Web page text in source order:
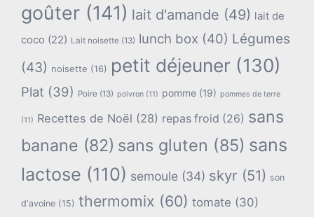
goûter (141) lait d'amande (49) lait de
coco (22) Lait noisette (13) lunch box (40) Légumes
(43) noisette (16) petit déjeuner (130)
Plat (39) Poire (13) poivron (11) pomme (19) pommes de terre
(11) Recettes de Noël (28) repas froid (26) sans
banane (82) sans gluten (85) sans
lactose (110) semoule (34) skyr (51) son
d'avoine (15) thermomix (60) tomate (30)